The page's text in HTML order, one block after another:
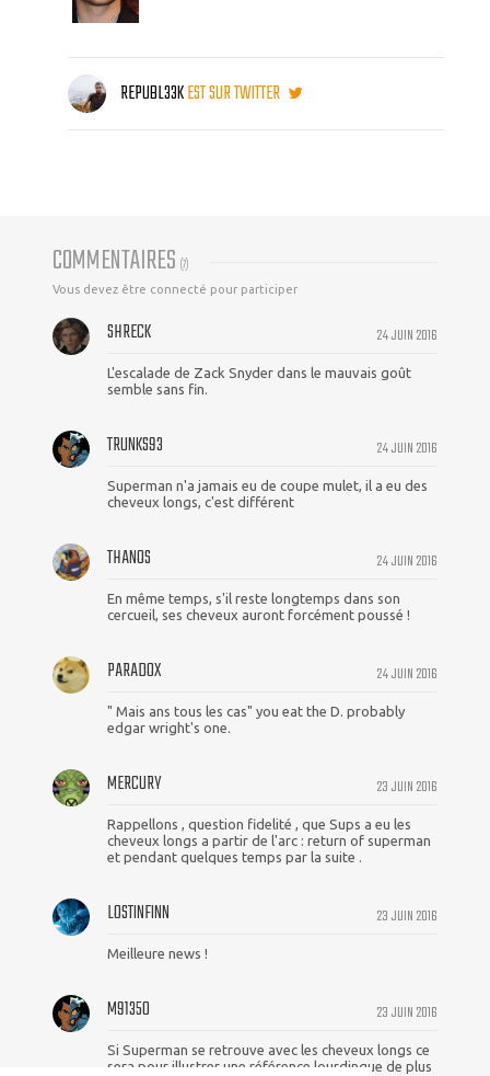
REPUBL33KEST SUR TWITTER
COMMENTAIRES (7)
Vous devez être connecté pour participer
24 JUIN 2016
SHRECK
L'escalade de Zack Snyder dans le mauvais goût
semble sans fin.
24 JUIN 2016
TRUNKS93
Superman n'a jamais eu de coupe mulet, il a eu des
cheveux longs, c'est différent
24 JUIN 2016
THANOS
En même temps, s'il reste longtemps dans son
cercueil, ses cheveux auront forcément poussé !
24 JUIN 2016
PARADOX
" Mais ans tous les cas" you eat the D. probably
edgar wright's one.
23 JUIN 2016
MERCURY
Rappellons , question fidelité , que Sups a eu les
cheveux longs a partir de l'arc : return of superman
et pendant quelques temps par la suite .
23 JUIN 2016
LOSTINFINN
Meilleure news !
23 JUIN 2016
M91350
Si Superman se retrouve avec les cheveux longs ce
sera pour illustrer une référence lourdingue de plus